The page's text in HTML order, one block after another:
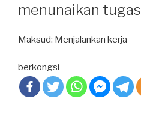
menunaikan tugas
Maksud: Menjalankan kerja
berkongsi